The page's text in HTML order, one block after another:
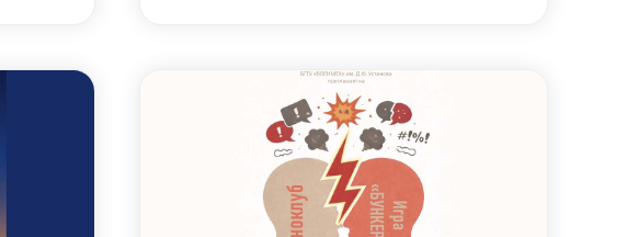
создания цифровых двойников,
управления производством и
логистикой. Россия делает ставку на
собственные разработки, кадровую
подготовку и создание суверенных ИИ-
решений […]